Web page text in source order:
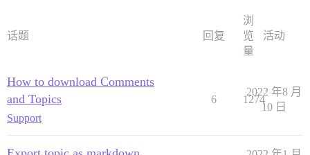
话题 回复
浏
览
量
活动
How to download Comments
and Topics
Support
6 1274
2022 年8 月
10 日